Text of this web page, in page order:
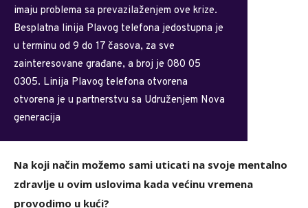
imaju problema sa prevazilaženjem ove krize.
Besplatna linija Plavog telefona jedostupna je
u terminu od 9 do 17 časova, za sve
zainteresovane građane, a broj je 080 05
0305. Linija Plavog telefona otvorena
otvorena je u partnerstvu sa Udruženjem Nova
generacija
Na koji način možemo sami uticati na svoje mentalno
zdravlje u ovim uslovima kada većinu vremena
provodimo u kući?